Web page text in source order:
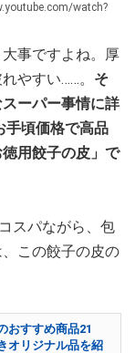
watch?
事ですよね。厚
やすい……。 そ
ーパー事情に詳
手頃価格で高品
用餃子の皮」で
スパながら、包
この餃子の皮の
おすすめ商品21
オリジナル品を紹